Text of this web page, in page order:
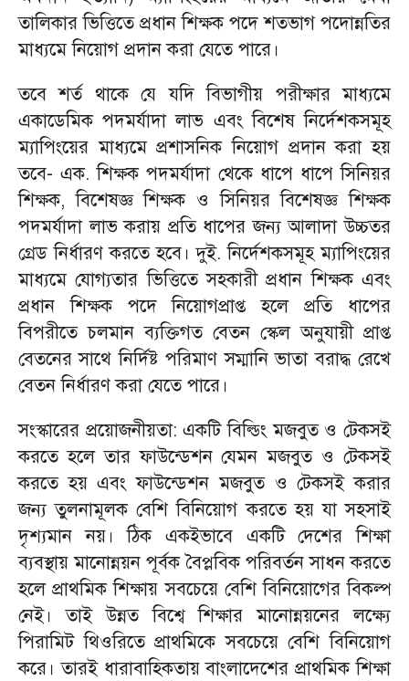
তালিকার ভিত্তিতে প্রধান শিক্ষক পদে শতভাগ পদোন্নতির
মাধ্যমে নিয়োগ প্রদান করা যেতে পারে।
তবে শর্ত থাকে যে যদি বিভাগীয় পরীক্ষার মাধ্যমে
একাডেমিক পদমর্যাদা লাভ এবং বিশেষ নির্দেশকসমূহ
ম্যাপিংয়ের মাধ্যমে প্রশাসনিক নিয়োগ প্রদান করা হয়
তবে- এক. শিক্ষক পদমর্যাদা থেকে ধাপে ধাপে সিনিয়র
শিক্ষক, বিশেষজ্ঞ শিক্ষক ও সিনিয়র বিশেষজ্ঞ শিক্ষক
পদমর্যাদা লাভ করায় প্রতি ধাপের জন্য আলাদা উচ্চতর
গ্রেড নির্ধারণ করতে হবে। দুই. নির্দেশকসমূহ ম্যাপিংয়ের
মাধ্যমে যোগ্যতার ভিত্তিতে সহকারী প্রধান শিক্ষক এবং
প্রধান শিক্ষক পদে নিয়োগপ্রাপ্ত হলে প্রতি ধাপের
বিপরীতে চলমান ব্যক্তিগত বেতন স্কেল অনুযায়ী প্রাপ্ত
বেতনের সাথে নির্দিষ্ট পরিমাণ সম্মানি ভাতা বরাদ্ধ রেখে
বেতন নির্ধারণ করা যেতে পারে।
সংস্কারের প্রয়োজনীয়তা: একটি বিল্ডিং মজবুত ও টেকসই
করতে হলে তার ফাউন্ডেশন যেমন মজবুত ও টেকসই
করতে হয় এবং ফাউন্ডেশন মজবুত ও টেকসই করার
জন্য তুলনামূলক বেশি বিনিয়োগ করতে হয় যা সহসাই
দৃশ্যমান নয়। ঠিক একইভাবে একটি দেশের শিক্ষা
ব্যবস্থায় মানোন্নয়ন পূর্বক বৈপ্লবিক পরিবর্তন সাধন করতে
হলে প্রাথমিক শিক্ষায় সবচেয়ে বেশি বিনিয়োগের বিকল্প
নেই। তাই উন্নত বিশ্বে শিক্ষার মানোন্নয়নের লক্ষ্যে
পিরামিট থিওরিতে প্রাথমিকে সবচেয়ে বেশি বিনিয়োগ
করে। তারই ধারাবাহিকতায় বাংলাদেশের প্রাথমিক শিক্ষা